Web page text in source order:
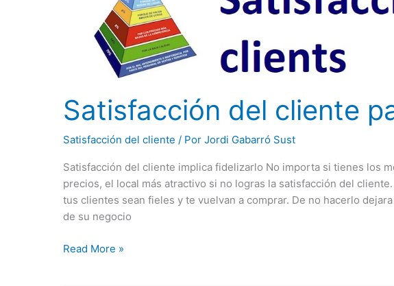
Satisfacción del cliente
Satisfacción del cliente / Por Jordi Gabarró Sust
Satisfacción del cliente implica fidelizarlo No importa si tienes los
precios, el local más atractivo si no logras la satisfacción del
tus clientes sean fieles y te vuelvan a comprar. De no hacerlo
de su negocio
fidelizarlo
Read More »